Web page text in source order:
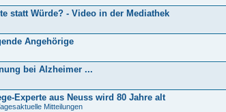
statt Würde? - Video in der Mediathek
Angehörige
bei Alzheimer ...
Experte aus Neuss wird 80 Jahre alt
Mitteilungen